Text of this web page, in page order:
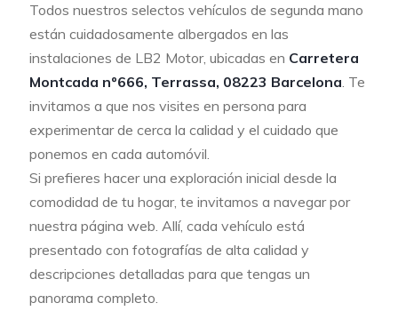
Todos nuestros selectos vehículos de segunda mano
están cuidadosamente albergados en las
instalaciones de LB2 Motor, ubicadas en Carretera
Montcada nº666, Terrassa, 08223 Barcelona. Te
invitamos a que nos visites en persona para
experimentar de cerca la calidad y el cuidado que
ponemos en cada automóvil.
Si prefieres hacer una exploración inicial desde la
comodidad de tu hogar, te invitamos a navegar por
nuestra página web. Allí, cada vehículo está
presentado con fotografías de alta calidad y
descripciones detalladas para que tengas un
panorama completo.